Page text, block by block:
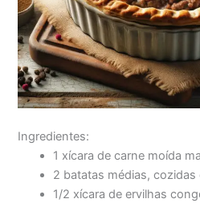
Ingredientes:
1 xícara de carne moída
2 batatas médias, cozidas
1/2 xícara de ervilhas